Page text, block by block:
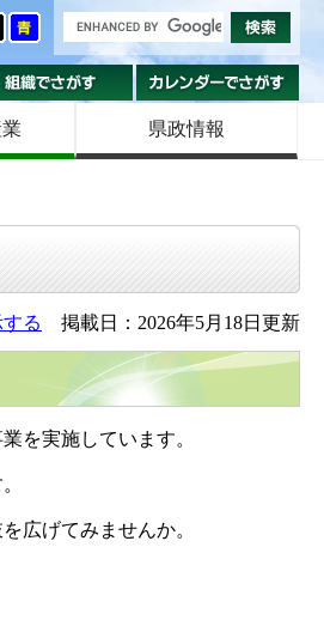
組織でさがす
県政情報
る 掲載日：2026年5月18日更新
を実施しています。
広げてみませんか。